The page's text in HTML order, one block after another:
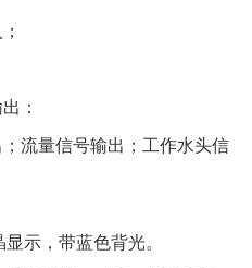
：
量信号输出；工作水头信
示，带蓝色背光。